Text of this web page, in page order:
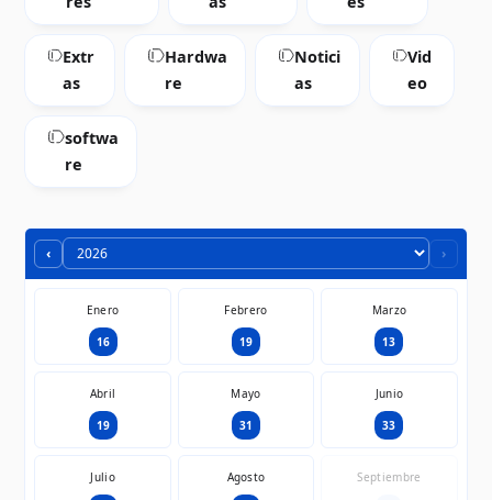
Extr
as
Hardwa
re
Notici
as
Vid
eo
softwa
re
‹ ›
Enero
16
Febrero
19
Marzo
13
Abril
19
Mayo
31
Junio
33
Julio Agosto Septiembre